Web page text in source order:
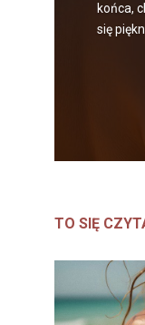
końca,
się
TO SIĘ